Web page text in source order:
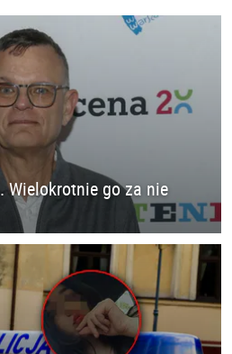
Wielokrotnie go za nie